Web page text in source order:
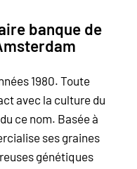
banque de
1980. Toute
avec la culture du
ce nom. Basée à
ses graines
génétiques